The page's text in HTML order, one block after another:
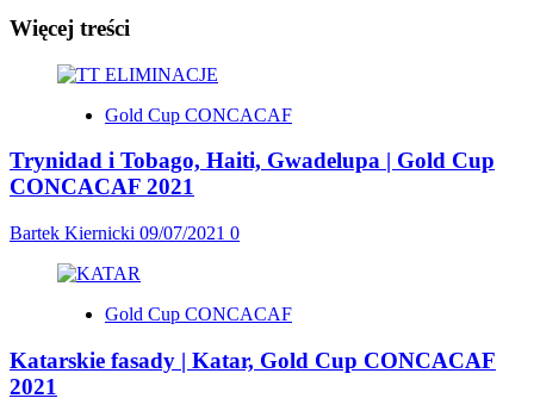
Więcej treści
Gold Cup CONCACAF
Trynidad i Tobago, Haiti, Gwadelupa | Gold Cup
CONCACAF 2021
Bartek Kiernicki 09/07/2021 0
Gold Cup CONCACAF
Katarskie fasady | Katar, Gold Cup CONCACAF
2021